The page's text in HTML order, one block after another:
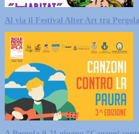
Al via il Festival Alter Art tra